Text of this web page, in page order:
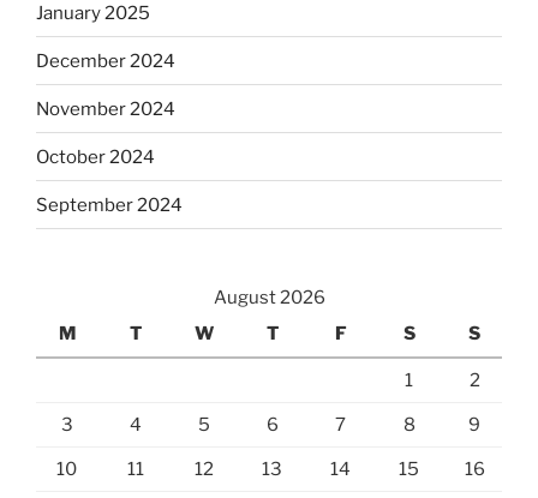
January 2025
December 2024
November 2024
October 2024
September 2024
August 2026
M
T W T F S S
1 2
3 4 5 6 7 8 9
10 11 12 13 14 15 16